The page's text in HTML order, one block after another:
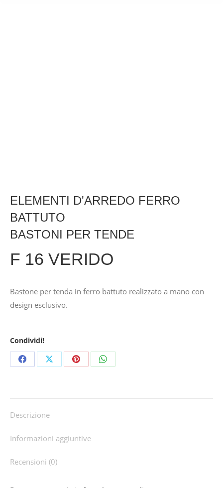
ELEMENTI D'ARREDO FERRO
BATTUTO
BASTONI PER TENDE
F 16 VERIDO
Bastone per tenda in ferro battuto realizzato a mano con
design esclusivo.
Condividi!
Share
Facebook
Share
X
Share
Pinterest
Share
WhatsApp
Descrizione
Informazioni aggiuntive
Recensioni (0)